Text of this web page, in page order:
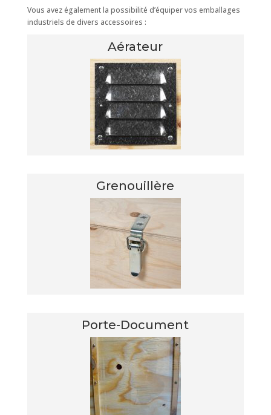
Vous avez également la possibilité d’équiper vos emballages
industriels de divers accessoires :
Aérateur
Grenouillère
Porte-Document